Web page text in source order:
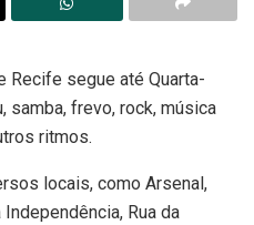
Recife segue até Quarta-
samba, frevo, rock, música
ritmos.
locais, como Arsenal,
Rua da